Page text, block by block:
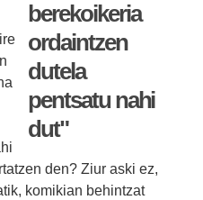
berekoikeria
ordaintzen
dutela
pentsatu nahi
dut"
den? Ziur aski ez,
komikian behintzat